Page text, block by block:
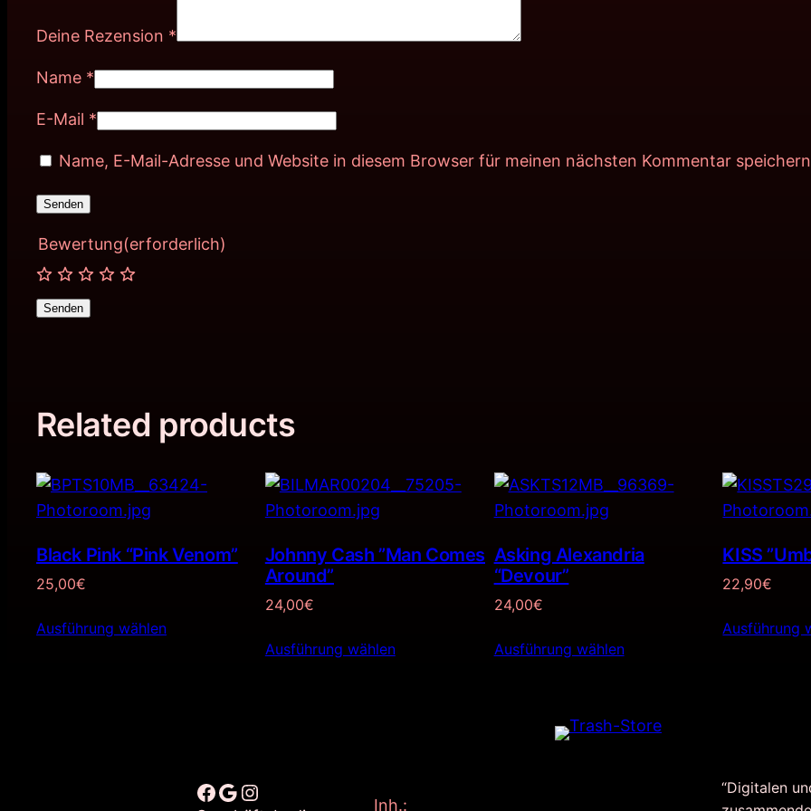
Deine Rezension *
Name *
E-Mail *
Name, E-Mail-Adresse und Website in diesem Browser für meinen nächsten Kommentar
Bewertung(erforderlich)
Senden
Related products
Black Pink “Pink Venom”
25,00€
Ausführung wählen
Johnny Cash ”Man Comes
Around”
24,00€
Ausführung wählen
Asking Alexandria
“Devour”
24,00€
Ausführung wählen
KISS
22,90€
Ausführung
Facebook Google Instagram
Inh.:
“Digitalen